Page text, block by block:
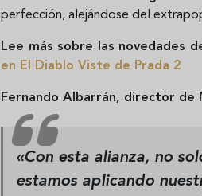
perfección, alejándose del
Lee más sobre las novedades
en El Diablo Viste de Prada 2
Fernando Albarrán, director de
«Con esta alianza, no
estamos aplicando